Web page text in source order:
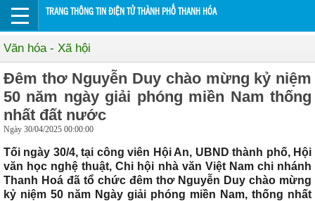
TRANG THÔNG TIN ĐIỆN TỬ THÀNH PHỐ THANH HÓA
Văn hóa - Xã hội
Đêm thơ Nguyễn Duy chào mừng kỷ niệm
50 năm ngày giải phóng miền Nam thống
nhất đất nước
Ngày 30/04/2025 00:00:00
Tối ngày 30/4, tại công viên Hội An, UBND thành phố, Hội
văn học nghệ thuật, Chi hội nhà văn Việt Nam chi nhánh
Thanh Hoá đã tổ chức đêm thơ Nguyễn Duy chào mừng
kỷ niệm 50 năm Ngày giải phóng miền Nam, thống nhất